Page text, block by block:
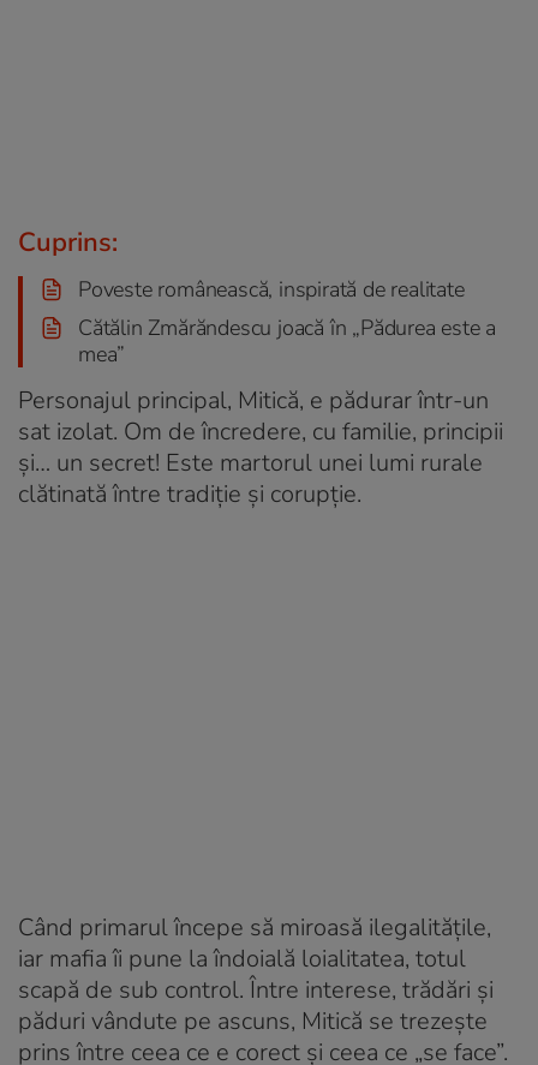
Cuprins:
Poveste românească, inspirată de realitate
Cătălin Zmărăndescu joacă în „Pădurea este a
mea”
Personajul principal, Mitică, e pădurar într-un
sat izolat. Om de încredere, cu familie, principii
și… un secret! Este martorul unei lumi rurale
clătinată între tradiție și corupție.
Când primarul începe să miroasă ilegalitățile,
iar mafia îi pune la îndoială loialitatea, totul
scapă de sub control. Între interese, trădări și
păduri vândute pe ascuns, Mitică se trezește
prins între ceea ce e corect și ceea ce „se face”.